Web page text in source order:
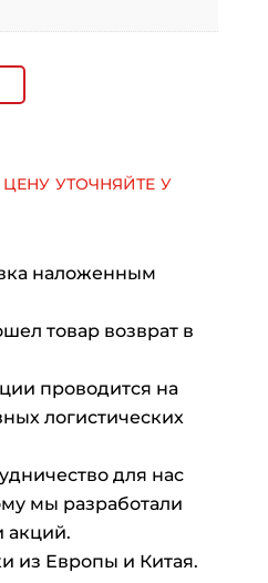
уточняйте у
наложенным
товар возврат в
проводится на
логистических
для нас
мы разработали
акций.
из Европы и Китая.